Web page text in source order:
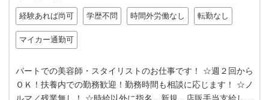
経験あれば尚可 学歴不問 時間外労働なし 転勤なし
マイカー通勤可
パートでの美容師・スタイリストのお仕事です！ ☆週２回から
ＯＫ！扶養内での勤務歓迎！勤務時間も相談に応じます！ ☆ノ